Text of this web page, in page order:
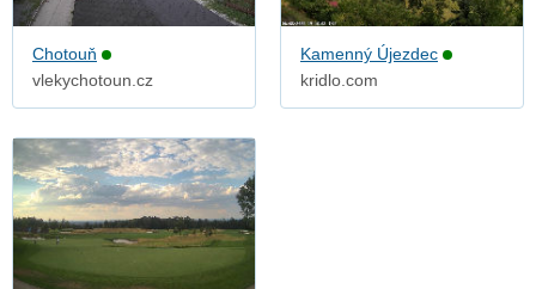
Chotouň
vlekychotoun.cz
Kamenný Újezdec
kridlo.com